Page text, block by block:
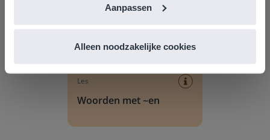
Aanpassen
Alleen noodzakelijke cookies
Les
Woorden met ~en